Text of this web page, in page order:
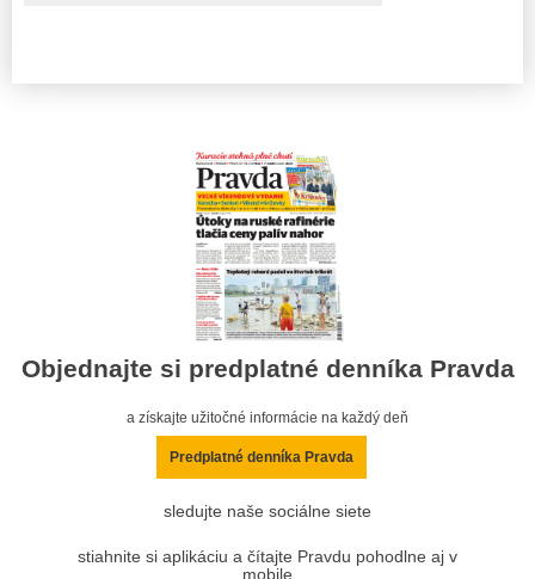
Objednajte si predplatné denníka Pravda
a získajte užitočné informácie na každý deň
Predplatné denníka Pravda
sledujte naše sociálne siete
stiahnite si aplikáciu a čítajte Pravdu pohodlne aj v
mobile